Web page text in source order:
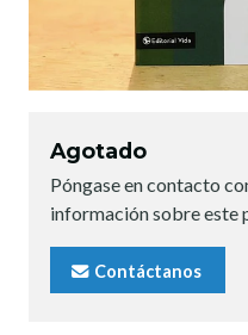
Agotado
Póngase en contacto
información sobre este
Contáctanos